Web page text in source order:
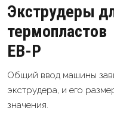
Экструдеры
термопластов
EB-P
Общий ввод машины
экструдера, и его
значения.